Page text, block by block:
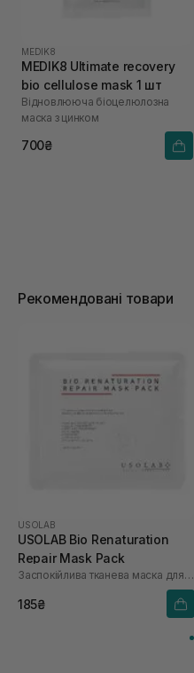
MEDIK8
MEDIK8 Ultimate recovery
bio cellulose mask 1 шт
Відновлююча біоцелюлозна
маска з цинком
700₴
Рекомендовані товари
USOLAB
USOLAB Bio Renaturation
Repair Mask Pack
Заспокійлива тканева маска для обличчя
185₴